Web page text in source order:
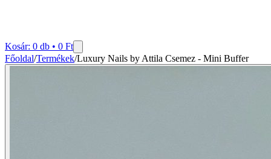
Kosár: 0 db • 0 Ft
Főoldal/Termékek/Luxury Nails by Attila Csemez - Mini Buffer